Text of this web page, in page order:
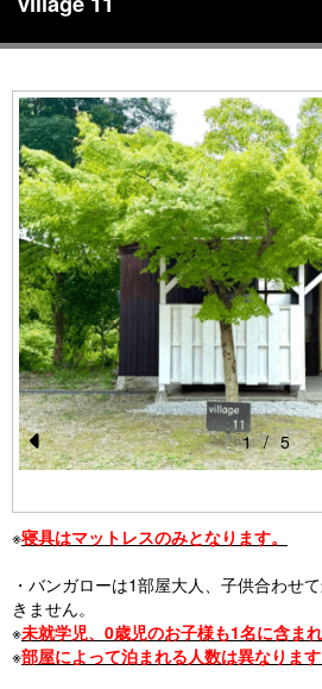
Pr
e
vi
o
u
s
1 / 5
※寝具はマットレスのみとなります。
・バンガローは1部屋大人、子供合わせ
きません。
※未就学児、0歳児のお子様も1名に含まれ
※部屋によって泊まれる人数は異なります